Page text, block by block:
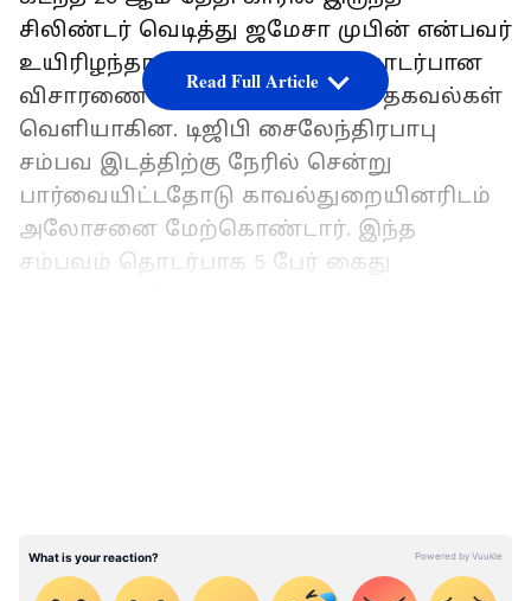
சிலிண்டர் வெடித்து ஜமேசா முபின் என்பவர்
உயிரிழந்தார். இந்த சம்பவம் தொடர்பான
விசாரணையில் பல திடுக்கிடும் தகவல்கள்
வெளியாகின. டிஜிபி சைலேந்திரபாபு
சம்பவ இடத்திற்கு நேரில் சென்று
பார்வையிட்டதோடு காவல்துறையினரிடம்
அலோசனை மேற்கொண்டார். இந்த
சம்பவம் தொடர்பாக 5 பேர் கைது
Read Full Article